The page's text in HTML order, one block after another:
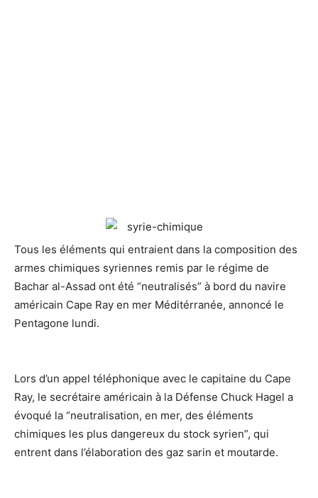
Tous les éléments qui entraient dans la composition des
armes chimiques syriennes remis par le régime de
Bachar al-Assad ont été “neutralisés” à bord du navire
américain Cape Ray en mer Méditérranée, annoncé le
Pentagone lundi.
Lors d’un appel téléphonique avec le capitaine du Cape
Ray, le secrétaire américain à la Défense Chuck Hagel a
évoqué la “neutralisation, en mer, des éléments
chimiques les plus dangereux du stock syrien”, qui
entrent dans l’élaboration des gaz sarin et moutarde.